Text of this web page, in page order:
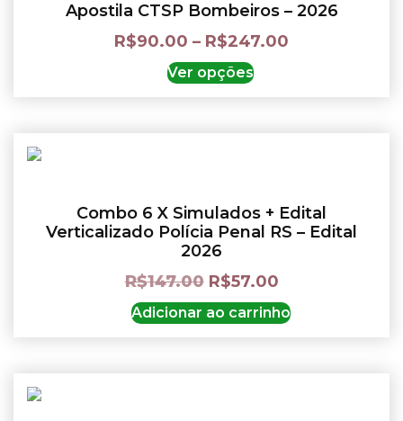
Apostila CTSP Bombeiros – 2026
R$90.00 – R$247.00
Ver opções
Combo 6 X Simulados + Edital
Verticalizado Polícia Penal RS – Edital
2026
R$147.00 R$57.00
Adicionar ao carrinho